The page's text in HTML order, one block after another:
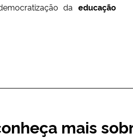
da educação
mais